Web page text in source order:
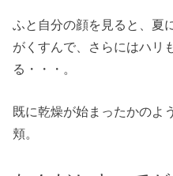
ふと自分の顔を見ると、夏
がくすんで、さらにはハリ
る・・・。
既に乾燥が始まったかのよ
頬。